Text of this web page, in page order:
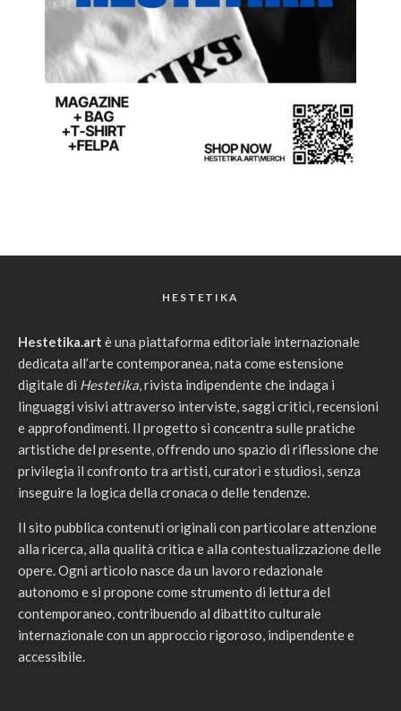
HESTETIKA
Hestetika.art è una piattaforma editoriale internazionale
dedicata all’arte contemporanea, nata come estensione
digitale di Hestetika , rivista indipendente che indaga i
linguaggi visivi attraverso interviste, saggi critici, recensioni
e approfondimenti. Il progetto si concentra sulle pratiche
artistiche del presente, offrendo uno spazio di riflessione che
privilegia il confronto tra artisti, curatori e studiosi, senza
inseguire la logica della cronaca o delle tendenze.
Il sito pubblica contenuti originali con particolare attenzione
alla ricerca, alla qualità critica e alla contestualizzazione delle
opere. Ogni articolo nasce da un lavoro redazionale
autonomo e si propone come strumento di lettura del
contemporaneo, contribuendo al dibattito culturale
internazionale con un approccio rigoroso, indipendente e
accessibile.